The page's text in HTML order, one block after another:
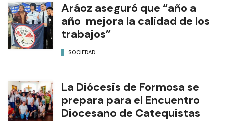
Aráoz aseguró que “año a
año mejora la calidad de los
trabajos”
SOCIEDAD
La Diócesis de Formosa se
prepara para el Encuentro
Diocesano de Catequistas